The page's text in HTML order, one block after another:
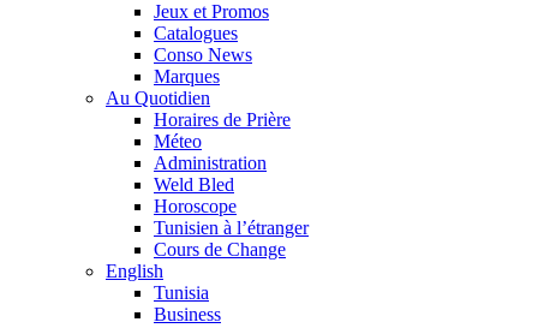
Jeux et Promos
Catalogues
Conso News
Marques
Au Quotidien
Horaires de Prière
Méteo
Administration
Weld Bled
Horoscope
Tunisien à l’étranger
Cours de Change
English
Tunisia
Business